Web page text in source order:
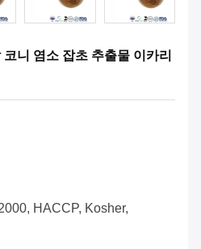
니 염소 잡초 추출물 이카리
HACCP, Kosher,